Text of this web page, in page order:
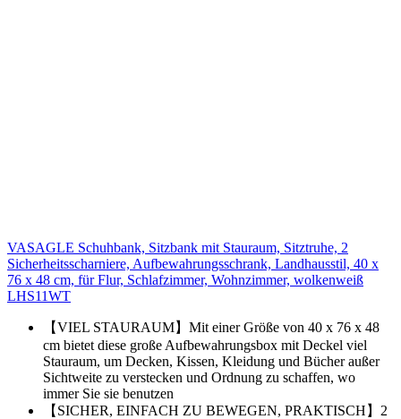
VASAGLE Schuhbank, Sitzbank mit Stauraum, Sitztruhe, 2
Sicherheitsscharniere, Aufbewahrungsschrank, Landhausstil, 40 x
76 x 48 cm, für Flur, Schlafzimmer, Wohnzimmer, wolkenweiß
LHS11WT
【VIEL STAURAUM】Mit einer Größe von 40 x 76 x 48
cm bietet diese große Aufbewahrungsbox mit Deckel viel
Stauraum, um Decken, Kissen, Kleidung und Bücher außer
Sichtweite zu verstecken und Ordnung zu schaffen, wo
immer Sie sie benutzen
【SICHER, EINFACH ZU BEWEGEN, PRAKTISCH】2